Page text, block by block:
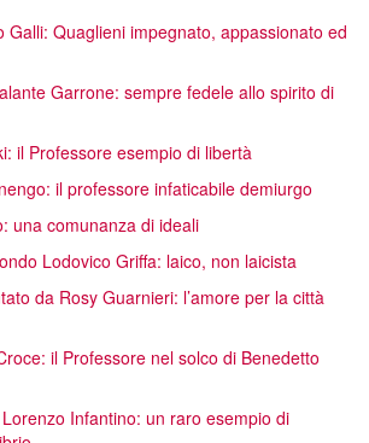
Galli: Quaglieni impegnato, appassionato ed
Garrone: sempre fedele allo spirito di
il Professore esempio di libertà
il professore infaticabile demiurgo
una comunanza di ideali
Lodovico Griffa: laico, non laicista
da Rosy Guarnieri: l’amore per la città
il Professore nel solco di Benedetto
Infantino: un raro esempio di